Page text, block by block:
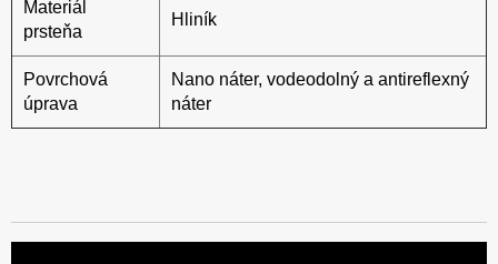
Materiál
prsteňa
Hliník
Povrchová
úprava
Nano náter, vodeodolný a antireflexný
náter